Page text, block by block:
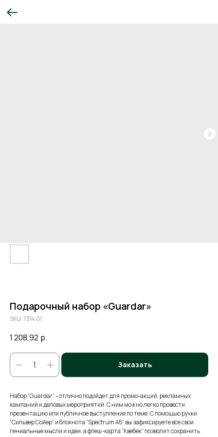
Подарочный набор «Guardar»
SKU:7314.01
1 208,92 р.
Заказать
Набор “Guardar” - отлично подойдет для промо-акций, рекламных
кампаний и деловых мероприятий. С ним можно легко провести
презентацию или публичное выступление по теме. С помощью ручки
“Сильвер Сойер” и блокнота “Spectrum A5” вы зафиксируете все свои
гениальные мысли и идеи, а флеш-карта “Квебек” позволит сохранить